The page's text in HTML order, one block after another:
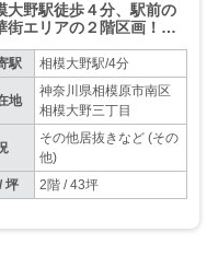
大野駅徒歩４分、駅前の
街エリアの２階区画！サ
駅 相模大野駅/4分
地
神奈川県相模原市南区
相模大野三丁目
その他居抜きなど (その
他)
坪
2階 / 43坪